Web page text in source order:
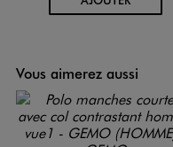
Vous aimerez aussi